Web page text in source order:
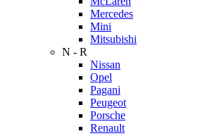
Mercedes
Mini
Mitsubishi
N - R
Nissan
Opel
Pagani
Peugeot
Porsche
Renault